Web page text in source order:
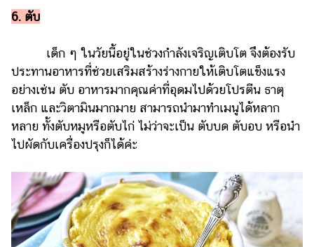
6. ตับ
เด็ก ๆ ในวัยนี้อยู่ในช่วงกำลังเจริญเติบโต จึงต้องรับ
ประทานอาหารที่ช่วยเสริมสร้างร่างกายให้เติบโตแข็งแรง
อย่างเช่น ตับ อาหารมากคุณค่าที่อุดมไปด้วยโปรตีน ธาตุ
เหล็ก และวิตามินมากมาย สามารถนำมาทำเมนูได้หลาก
หลาย ทั้งตับหมูหรือตับไก่ ไม่ว่าจะเป็น ตับบด ตับอบ หรือนำ
ไปผัดกับเครื่องปรุงก็ได้ค่ะ